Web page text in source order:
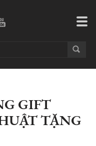
GIFT
TẶNG